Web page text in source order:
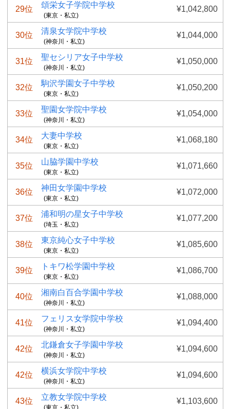
29位 頌栄女子学院中学校
(東京・私立)
¥1,042,800
30位 清泉女学院中学校
(神奈川・私立)
¥1,044,000
31位 聖セシリア女子中学校
(神奈川・私立)
¥1,050,000
32位 駒沢学園女子中学校
(東京・私立)
¥1,050,200
33位 聖園女学院中学校
(神奈川・私立)
¥1,054,000
34位 大妻中学校
(東京・私立)
¥1,068,180
35位 山脇学園中学校
(東京・私立)
¥1,071,660
36位 神田女学園中学校
(東京・私立)
¥1,072,000
37位 浦和明の星女子中学校
(埼玉・私立)
¥1,077,200
38位 東京純心女子中学校
(東京・私立)
¥1,085,600
39位 トキワ松学園中学校
(東京・私立)
¥1,086,700
40位 湘南白百合学園中学校
(神奈川・私立)
¥1,088,000
41位 フェリス女学院中学校
(神奈川・私立)
¥1,094,400
42位 北鎌倉女子学園中学校
(神奈川・私立)
¥1,094,600
42位 横浜女学院中学校
(神奈川・私立)
¥1,094,600
43位 立教女学院中学校
(東京・私立)
¥1,103,600